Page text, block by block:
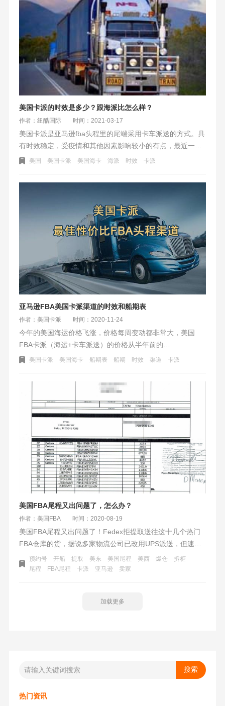
美国卡派的时效是多少？跟海派比怎么样？
作者：纽酷国际 时间：2021-03-17
美国卡派是亚马逊fba头程里的尾端采用卡车派送的方式。具
有时效稳定，受疫情和其他因素影响较小的有点，最近一段
时间更受亚马逊卖家欢迎的头程渠道。
美国 美国卡派 美国海卡 海派 时效 卡派
亚马逊FBA美国卡派渠道的时效和船期表
作者：美国卡派 时间：2020-11-24
今年的美国海运价格飞涨，价格每周变动都非常大，美国
FBA卡派（海运+卡车派送）的价格从半年前的
500+元/CBM，涨到了700元/CBM（不包税渠道）。对比
不堪重负。
美国卡派 美国海卡 船期表 船期 时效 渠道 卡派
美国FBA尾程又出问题了，怎么办？
作者：美国FBA 时间：2020-08-19
美国FBA尾程又出问题了！Fedex拒提取送往这十几个热门
FBA仓库的货，据说多家物流公司已改用UPS派送，但速度
也是没法得到保证，时效也是慢出天际。有的卖家马上断货
或者已经断货了，货却还没送进去。卖家也是干着急，很无
预约号 开船 提取 美东 美国尾程 美西 爆仓
拆柜
尾程
FBA尾程 卡派 亚马逊 卖家
加载更多
热门资讯